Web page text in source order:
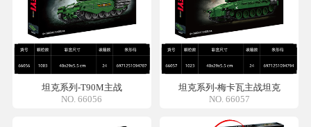
坦克系列-T90M主战
NO. 66056
坦克系列-梅卡瓦主战坦克
NO. 66057